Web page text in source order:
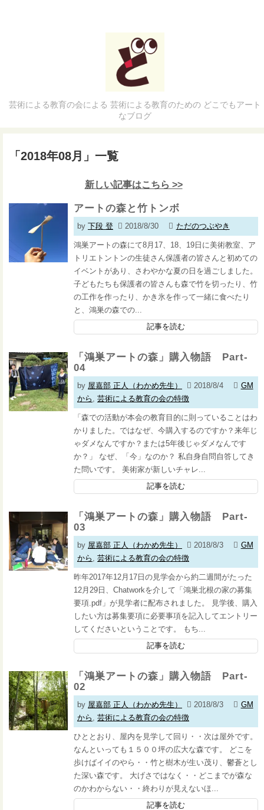
芸術による教育の会による 芸術による教育のための どこでもアート
なブログ
「 2018年08月 」 一覧
新しい記事はこちら >>
アートの森と竹トンボ
by 下段 登 2018/8/30 ただのつぶやき
鴻巣アートの森にて8月17、18、19日に美術教室、ア
トリエトントンの生徒さん保護者の皆さんと初めての
イベントがあり、さわやかな夏の日を過ごしました。
子どもたちも保護者の皆さんも森で竹を切ったり、竹
の工作を作ったり、かき氷を作って一緒に食べたり
と、鴻巣の森での...
記事を読む
「鴻巣アートの森」購入物語 Part-
04
by 屋嘉部 正人（わかめ先生） 2018/8/4
GM
から
芸術による教育の会の特徴
「森での活動が本会の教育目的に則っていることはわ
かりました。ではなぜ、今購入するのですか？来年じ
ゃダメなんですか？または5年後じゃダメなんです
か？」 なぜ、「今」なのか？ 私自身自問自答してき
た問いです。 美術家が新しいチャレ...
記事を読む
「鴻巣アートの森」購入物語 Part-
03
by 屋嘉部 正人（わかめ先生） 2018/8/3
GM
から
芸術による教育の会の特徴
昨年2017年12月17日の見学会から約二週間がたった
12月29日、Chatworkを介して「鴻巣北根の家の募集
要項.pdf」が見学者に配布されました。 見学後、購入
したい方は募集要項に必要事項を記入してエントリー
してくださいということです。 もち...
記事を読む
「鴻巣アートの森」購入物語 Part-
02
by 屋嘉部 正人（わかめ先生） 2018/8/3
GM
から
芸術による教育の会の特徴
ひととおり、屋内を見学して回り・・次は屋外です。
なんといっても１５００坪の広大な森です。 どこを
歩けばイイのやら・・竹と樹木が生い茂り、鬱蒼とし
た深い森です。 大げさではなく・・どこまでが森な
のかわからない・・終わりが見えないほ...
記事を読む